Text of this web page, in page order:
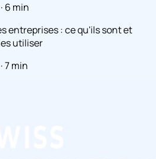
6 min
entreprises : ce qu'ils sont et
utiliser
7 min